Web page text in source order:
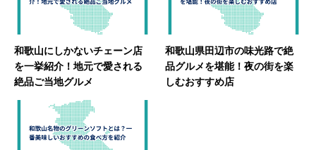
和歌山にしかないチェーン店
を一挙紹介！地元で愛される
絶品ご当地グルメ
和歌山県田辺市の味光路で絶
品グルメを堪能！夜の街を楽
しむおすすめ店